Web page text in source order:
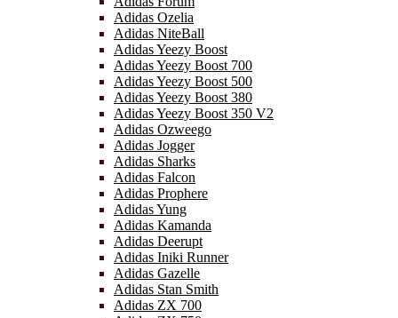
Adidas Ozelia
Adidas NiteBall
Adidas Yeezy Boost
Adidas Yeezy Boost 700
Adidas Yeezy Boost 500
Adidas Yeezy Boost 380
Adidas Yeezy Boost 350 V2
Adidas Ozweego
Adidas Jogger
Adidas Sharks
Adidas Falcon
Adidas Prophere
Adidas Yung
Adidas Kamanda
Adidas Deerupt
Adidas Iniki Runner
Adidas Gazelle
Adidas Stan Smith
Adidas ZX 700